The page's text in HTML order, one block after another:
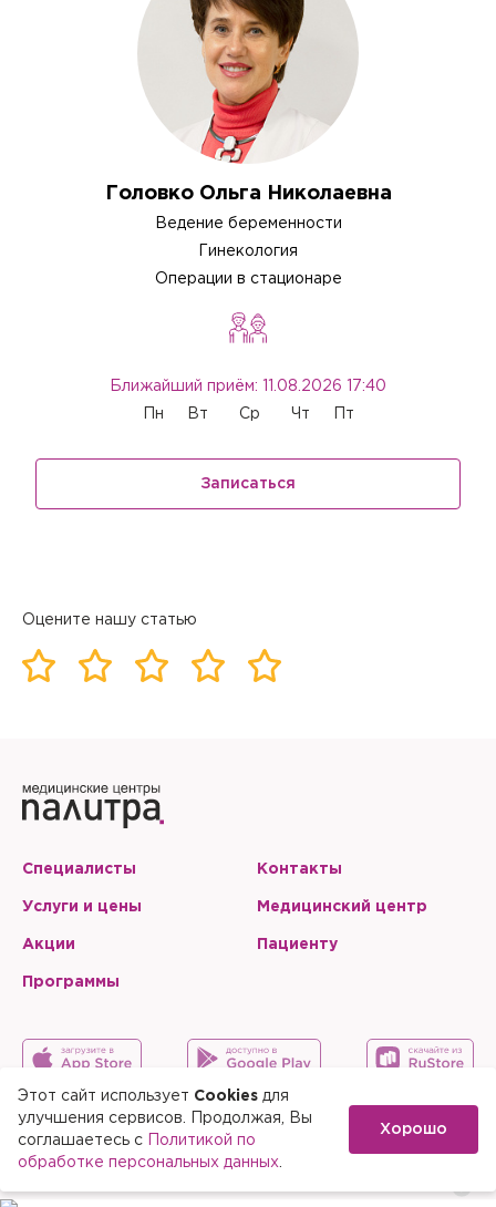
Головко Ольга Николаевна
Ведение беременности
Гинекология
Операции в стационаре
Ближайший приём: 11.08.2026 17:40
Пн Вт Ср Чт Пт
Записаться
Оцените нашу статью
Этот сайт использует Cookies для
улучшения сервисов. Продолжая, Вы
соглашаетесь с
Политикой по
обработке персональных данных
Хорошо
Специалисты
Услуги и цены
Акции
Программы
Контакты
Медицинский центр
Пациенту
Скачать мобильное приложение